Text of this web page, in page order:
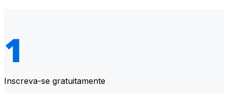
Inscreva-se gratuitamente